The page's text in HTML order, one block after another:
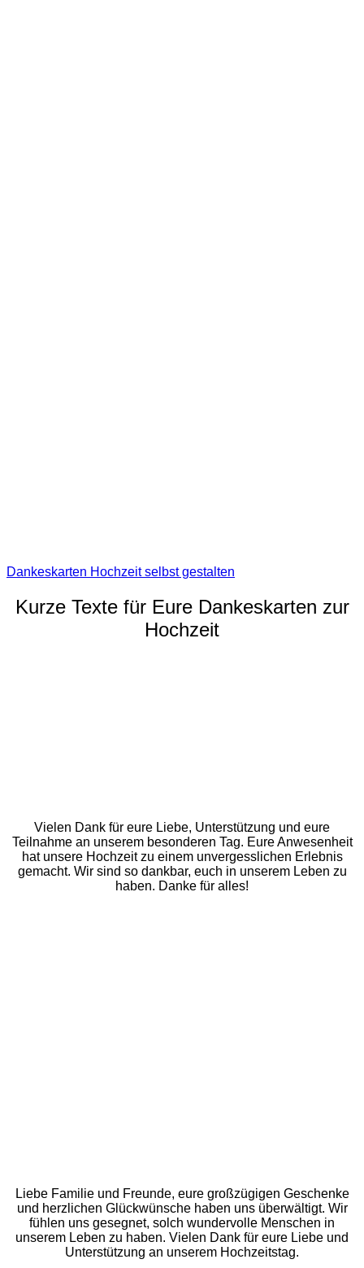
Dankeskarten Hochzeit selbst gestalten
Kurze Texte für Eure Dankeskarten zur
Hochzeit
Vielen Dank für eure Liebe, Unterstützung und eure
Teilnahme an unserem besonderen Tag. Eure Anwesenheit
hat unsere Hochzeit zu einem unvergesslichen Erlebnis
gemacht. Wir sind so dankbar, euch in unserem Leben zu
haben. Danke für alles!
Liebe Familie und Freunde, eure großzügigen Geschenke
und herzlichen Glückwünsche haben uns überwältigt. Wir
fühlen uns gesegnet, solch wundervolle Menschen in
unserem Leben zu haben. Vielen Dank für eure Liebe und
Unterstützung an unserem Hochzeitstag.